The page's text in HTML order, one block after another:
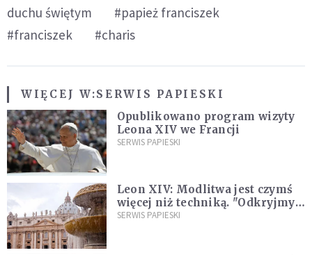
duchu świętym
#papież franciszek
#franciszek
#charis
WIĘCEJ W:SERWIS PAPIESKI
Opublikowano program wizyty
Leona XIV we Francji
SERWIS PAPIESKI
Leon XIV: Modlitwa jest czymś
więcej niż techniką. "Odkryjmy
ją na nowo"
SERWIS PAPIESKI